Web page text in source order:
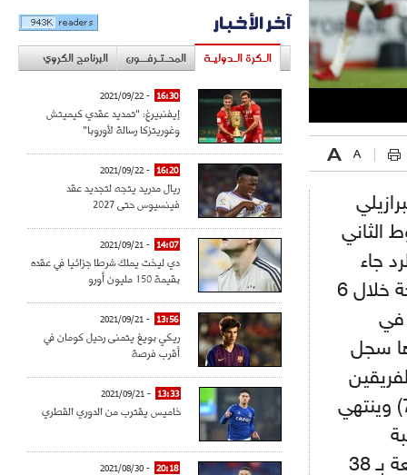
(د26)، وفي الشوط الثاني
غير أن الرد جاء
قوي من "المدفعجية" وهذا بعد أن صاروا متقدمين في النتيجة خلال 6
في
النتيجة في (د56) وبعدها سجل
بين الفريقين
بعد أن عدل البرازيلي فيرمينيو النتيجة لفريقه ليفربول في (د71) وينتهي
الخامسة بـ 35 نقطة، في حين يتواجد ليفربول في المربتة الرابعة بـ 38
آخر الأخبار
الـكرة الـدوليـة المحـتـرفــون البرنامج الكروي
16:30
- 2021/09/22
إيفنبيرغ: "تمديد عقدي كيميتش
وغوريتزكا رسالة لأوروبا"
16:20
- 2021/09/22
ريال مدريد يتجه لتجديد عقد
فينسيوس حتى 2027
14:07
- 2021/09/21
دي ليخت يملك شرطا جزائيا في عقده
بقيمة 150 مليون أورو
13:56
- 2021/09/21
ريكي بويغ يتمنى رحيل كومان في
أقرب فرصة
13:33
- 2021/09/21
خاميس يقترب من الدوري القطري
20:18
- 2021/08/30